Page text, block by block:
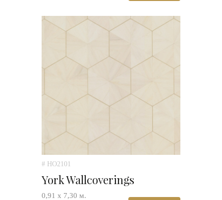
# HO2101
York Wallcoverings
0,91 х 7,30 м.